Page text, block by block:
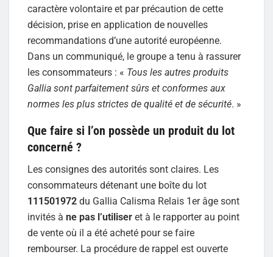
caractère volontaire et par précaution de cette
décision, prise en application de nouvelles
recommandations d’une autorité européenne.
Dans un communiqué, le groupe a tenu à rassurer
les consommateurs : « Tous les autres produits
Gallia sont parfaitement sûrs et conformes aux
normes les plus strictes de qualité et de sécurité. »
Que faire si l’on possède un produit du lot
concerné ?
Les consignes des autorités sont claires. Les
consommateurs détenant une boîte du lot
111501972 du Gallia Calisma Relais 1er âge sont
invités à ne pas l’utiliser et à le rapporter au point
de vente où il a été acheté pour se faire
rembourser. La procédure de rappel est ouverte